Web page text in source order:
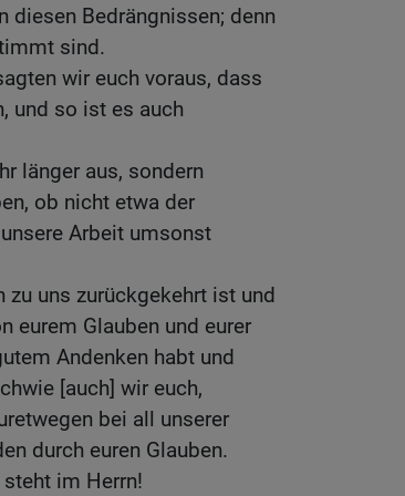
diesen Bedrängnissen; denn
sind.
wir euch voraus, dass
und so ist es auch
länger aus, sondern
ob nicht etwa der
Arbeit umsonst
zu uns zurückgekehrt ist und
eurem Glauben und eurer
Andenken habt und
[auch] wir euch,
bei all unserer
durch euren Glauben.
im Herrn!